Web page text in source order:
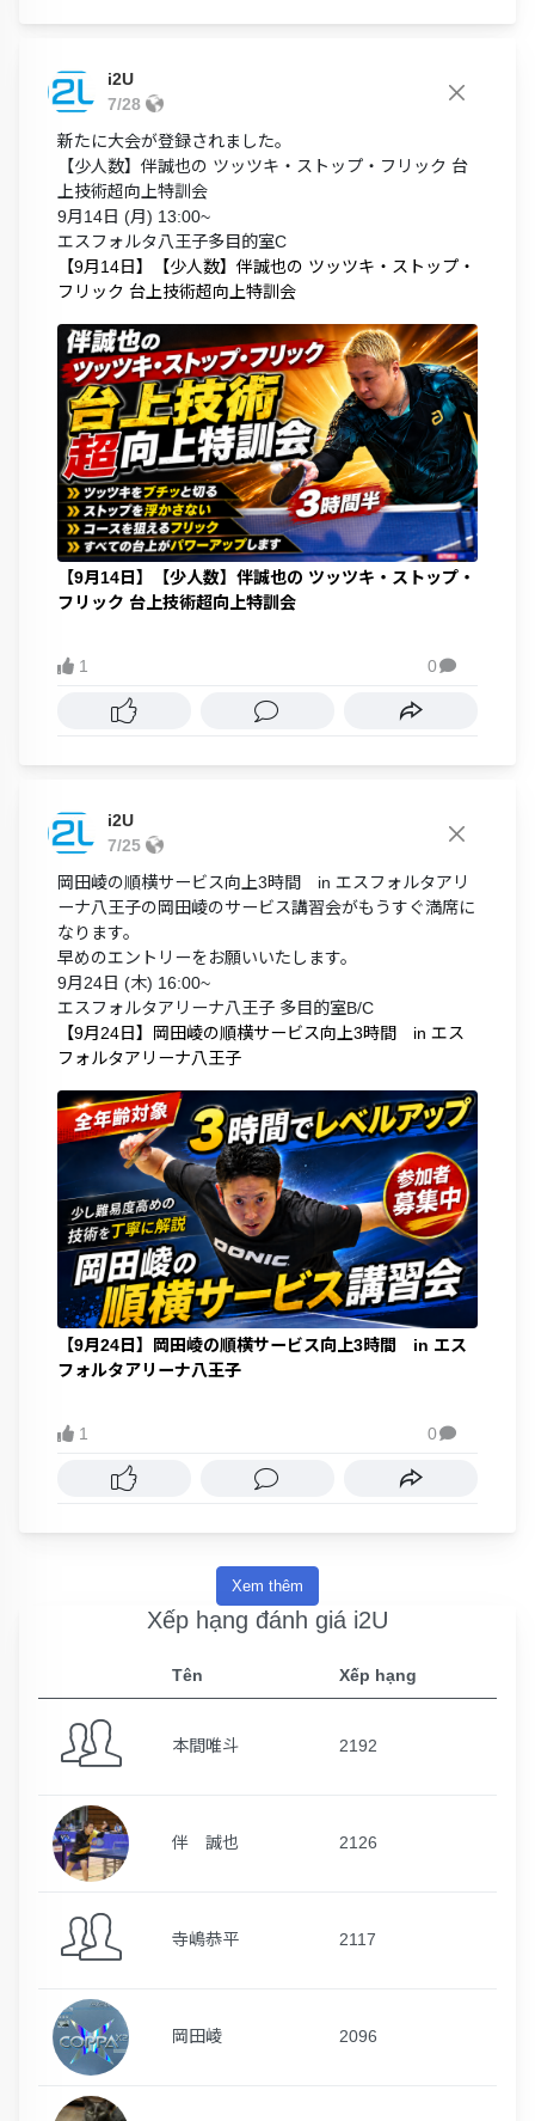
i2U
7/28
新たに大会が登録されました。
【少人数】伴誠也の ツッツキ・ストップ・フリック 台
上技術超向上特訓会
9月14日 (月) 13:00~
エスフォルタ八王子多目的室C
【9月14日】【少人数】伴誠也の ツッツキ・ストップ・
フリック 台上技術超向上特訓会
【9月14日】【少人数】伴誠也の ツッツキ・ストップ・
フリック 台上技術超向上特訓会
1 0
i2U
7/25
岡田崚の順横サービス向上3時間 in エスフォルタアリ
ーナ八王子の岡田崚のサービス講習会がもうすぐ満席に
なります。
早めのエントリーをお願いいたします。
9月24日 (木) 16:00~
エスフォルタアリーナ八王子 多目的室B/C
【9月24日】岡田崚の順横サービス向上3時間 in エス
フォルタアリーナ八王子
【9月24日】岡田崚の順横サービス向上3時間 in エス
フォルタアリーナ八王子
1 0
Xem thêm
Xếp hạng đánh giá i2U
Tên Xếp hạng
本間唯斗 2192
伴 誠也 2126
寺嶋恭平 2117
岡田崚 2096